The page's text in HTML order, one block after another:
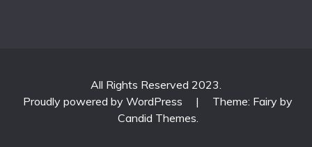
All Rights Reserved 2023.
Proudly powered by WordPress
|
Theme: Fairy by
Candid Themes.